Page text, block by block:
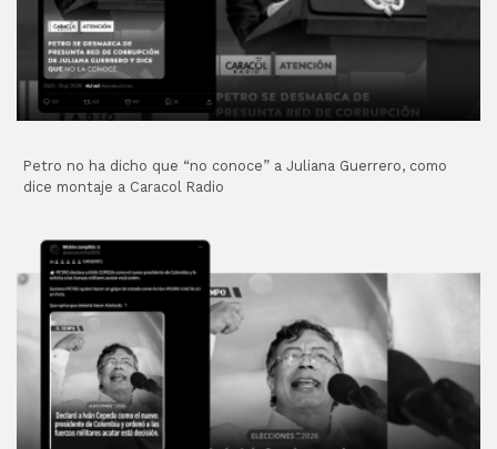
Petro no ha dicho que “no conoce” a Juliana Guerrero, como
dice montaje a Caracol Radio